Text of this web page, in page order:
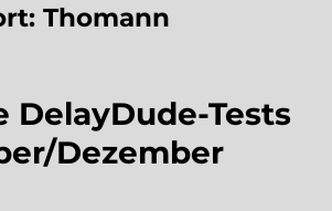
Thomann
DelayDude-Tests
Dezember